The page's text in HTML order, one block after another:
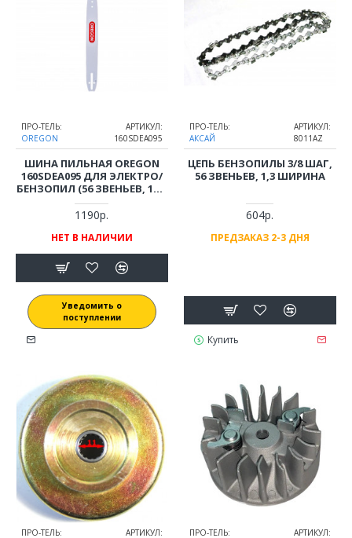
ПРО-ТЕЛЬ:
OREGON
АРТИКУЛ:
160SDEA095
ШИНА ПИЛЬНАЯ OREGON
160SDEA095 ДЛЯ ЭЛЕКТРО/
БЕНЗОПИЛ (56 ЗВЕНЬЕВ, 16";
1.3; 3/8")
1190р.
НЕТ В НАЛИЧИИ
Уведомить о
поступлении
ПРО-ТЕЛЬ:
АКСАЙ
АРТИКУЛ:
8011AZ
ЦЕПЬ БЕНЗОПИЛЫ 3/8 ШАГ,
56 ЗВЕНЬЕВ, 1,3 ШИРИНА
604р.
ПРЕДЗАКАЗ 2-3 ДНЯ
Купить
ПРО-ТЕЛЬ: АРТИКУЛ: ПРО-ТЕЛЬ: АРТИКУЛ: